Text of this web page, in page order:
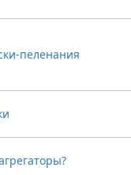
пеленания